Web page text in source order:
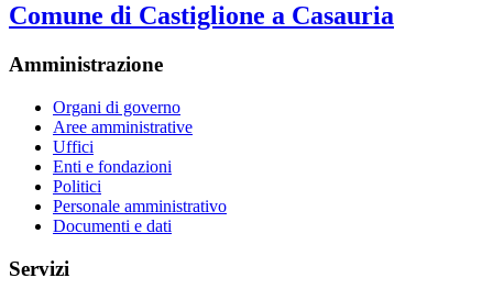
Comune di Castiglione a Casauria
Amministrazione
Organi di governo
Aree amministrative
Uffici
Enti e fondazioni
Politici
Personale amministrativo
Documenti e dati
Servizi